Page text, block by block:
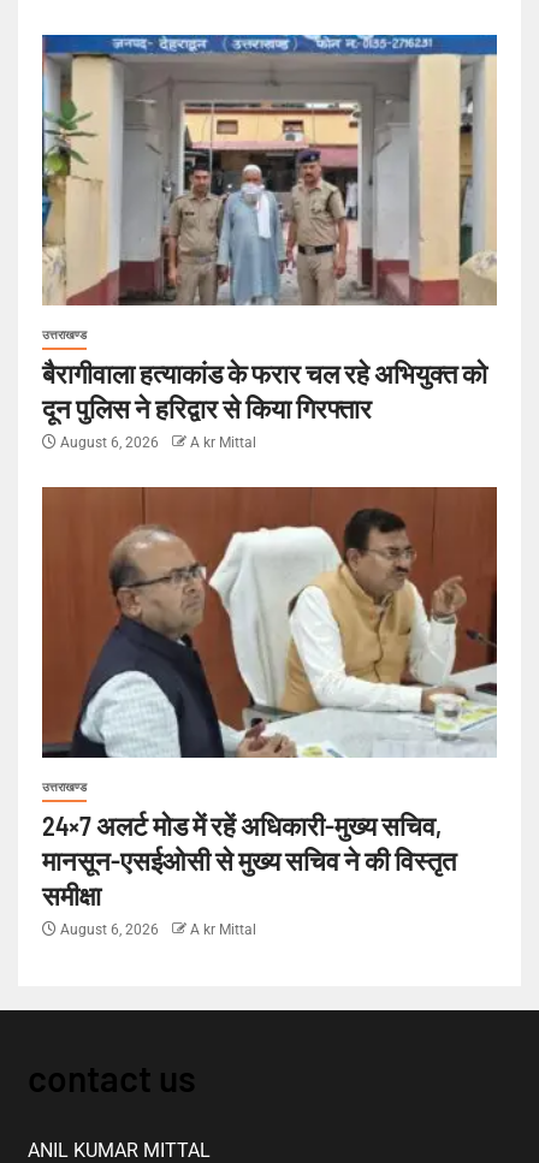
उत्तराखण्ड
बैरागीवाला हत्याकांड के फरार चल रहे अभियुक्त को
दून पुलिस ने हरिद्वार से किया गिरफ्तार
August 6, 2026 A kr Mittal
उत्तराखण्ड
24×7 अलर्ट मोड में रहें अधिकारी-मुख्य सचिव,
मानसून-एसईओसी से मुख्य सचिव ने की विस्तृत
समीक्षा
August 6, 2026 A kr Mittal
contact us
ANIL KUMAR MITTAL